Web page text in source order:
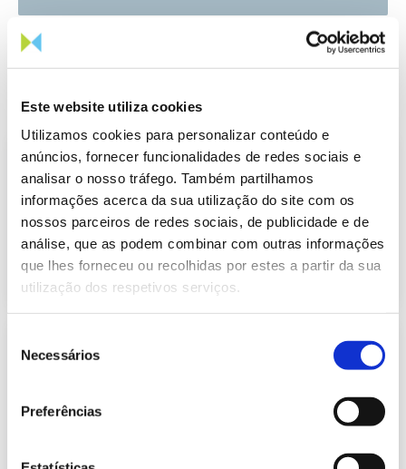
Este website utiliza cookies
Utilizamos cookies para personalizar conteúdo e
anúncios, fornecer funcionalidades de redes sociais e
analisar o nosso tráfego. Também partilhamos
informações acerca da sua utilização do site com os
nossos parceiros de redes sociais, de publicidade e de
análise, que as podem combinar com outras informações
que lhes forneceu ou recolhidas por estes a partir da sua
utilização dos respetivos serviços.
Necessários
Preferências
Data Decrescente
320.91 Kb
Informação Semanal do Sistema
Eletroprodutor da semana 7 de 2026
Publicação com periodicidade semanal, com
informação sobre Eletricidade
2026-02-19 Eletricidade
Eletroprodutor da semana 6 de 2026